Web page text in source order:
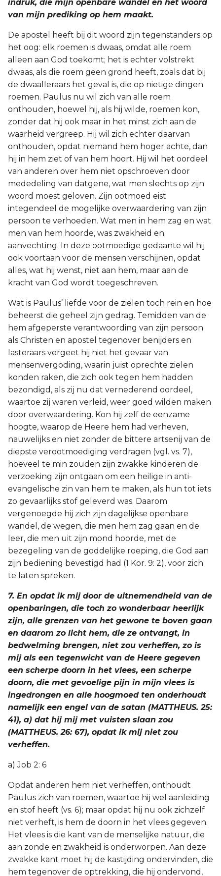
indruk, die mijn openbare wandel en het woord
van mijn prediking op hem maakt.
De apostel heeft bij dit woord zijn tegenstanders op
het oog: elk roemen is dwaas, omdat alle roem
alleen aan God toekomt; het is echter volstrekt
dwaas, als die roem geen grond heeft, zoals dat bij
de dwaalleraars het geval is, die op nietige dingen
roemen. Paulus nu wil zich van alle roem
onthouden, hoewel hij, als hij wilde, roemen kon,
zonder dat hij ook maar in het minst zich aan de
waarheid vergreep. Hij wil zich echter daarvan
onthouden, opdat niemand hem hoger achte, dan
hij in hem ziet of van hem hoort. Hij wil het oordeel
van anderen over hem niet opschroeven door
mededeling van datgene, wat men slechts op zijn
woord moest geloven. Zijn ootmoed eist
integendeel de mogelijke overwaardering van zijn
persoon te verhoeden. Wat men in hem zag en wat
men van hem hoorde, was zwakheid en
aanvechting. In deze ootmoedige gedaante wil hij
ook voortaan voor de mensen verschijnen, opdat
alles, wat hij wenst, niet aan hem, maar aan de
kracht van God wordt toegeschreven.
Wat is Paulus’ liefde voor de zielen toch rein en hoe
beheerst die geheel zijn gedrag. Temidden van de
hem afgeperste verantwoording van zijn persoon
als Christen en apostel tegenover benijders en
lasteraars vergeet hij niet het gevaar van
mensenvergoding, waarin juist oprechte zielen
konden raken, die zich ook tegen hem hadden
bezondigd, als zij nu dat vernederend oordeel,
waartoe zij waren verleid, weer goed wilden maken
door overwaardering. Kon hij zelf de eenzame
hoogte, waarop de Heere hem had verheven,
nauwelijks en niet zonder de bittere artsenij van de
diepste verootmoediging verdragen (vgl. vs. 7),
hoeveel te min zouden zijn zwakke kinderen de
verzoeking zijn ontgaan om een heilige in anti-
evangelische zin van hem te maken, als hun tot iets
zo gevaarlijks stof geleverd was. Daarom
vergenoegde hij zich zijn dagelijkse openbare
wandel, de wegen, die men hem zag gaan en de
leer, die men uit zijn mond hoorde, met de
bezegeling van de goddelijke roeping, die God aan
zijn bediening bevestigd had (1 Kor. 9: 2), voor zich
te laten spreken.
7. En opdat ik mij door de uitnemendheid van de
openbaringen, die toch zo wonderbaar heerlijk
zijn, alle grenzen van het gewone te boven gaan
en daarom zo licht hem, die ze ontvangt, in
bedwelming brengen, niet zou verheffen, zo is
mij als een tegenwicht van de Heere gegeven
een scherpe doorn in het vlees, een scherpe
doorn, die met gevoelige pijn in mijn vlees is
ingedrongen en alle hoogmoed ten onderhoudt
namelijk een engel van de satan (MATTHEUS. 25:
41), a) dat hij mij met vuisten slaan zou
(MATTHEUS. 26: 67), opdat ik mij niet zou
verheffen.
a) Job 2: 6
Opdat anderen hem niet verheffen, onthoudt
Paulus zich van roemen, waartoe hij wel aanleiding
en stof heeft (vs. 6); maar opdat hij nu ook zichzelf
niet verheft, is hem de doorn in het vlees gegeven.
Het vlees is die kant van de menselijke natuur, die
aan zonde en zwakheid is onderworpen. Aan deze
zwakke kant moet hij de kastijding ondervinden, die
hem tegenover de optrekking, die hij ondervond,